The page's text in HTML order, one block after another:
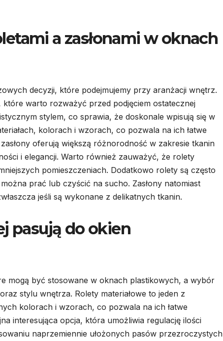
a zasłonami w oknach
decyzji, które podejmujemy przy aranżacji wnętrz.
warto rozważyć przed podjęciem ostatecznej
stylem, co sprawia, że doskonale wpisują się w
kolorach i wzorach, co pozwala na ich łatwe
oferują większą różnorodność w zakresie tkanin
i elegancji. Warto również zauważyć, że rolety
pomieszczeniach. Dodatkowo rolety są często
prać lub czyścić na sucho. Zasłony natomiast
jeśli są wykonane z delikatnych tkanin.
pasują do okien
mogą być stosowane w oknach plastikowych, a wybór
stylu wnętrza. Rolety materiałowe to jeden z
kolorach i wzorach, co pozwala na ich łatwe
interesująca opcja, która umożliwia regulację ilości
naprzemiennie ułożonych pasów przezroczystych